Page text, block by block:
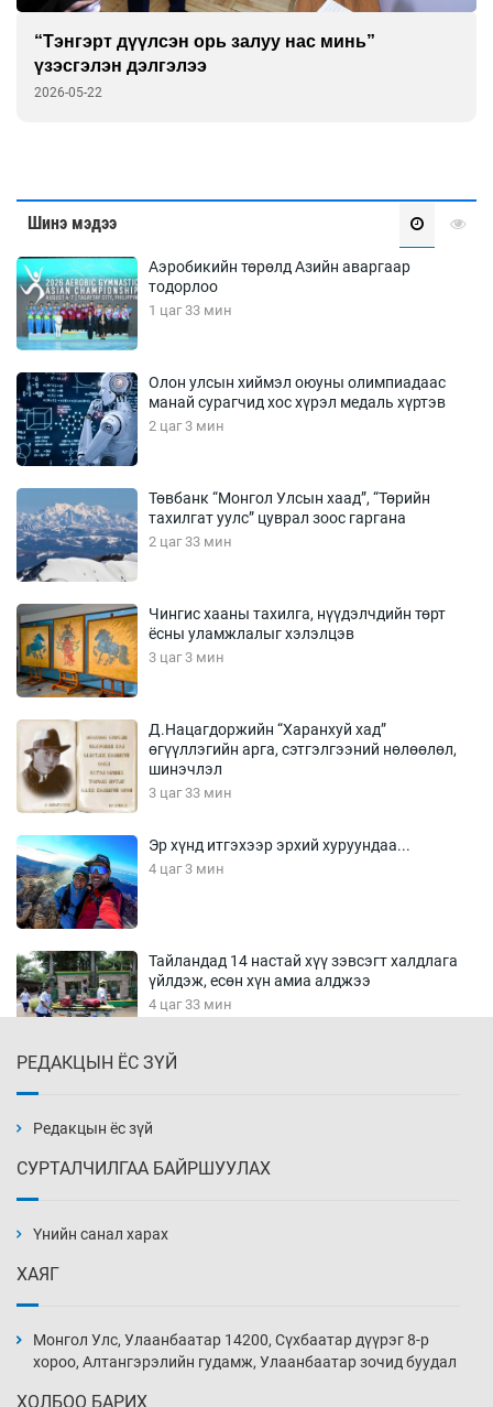
“Тэнгэрт дүүлсэн орь залуу нас минь”
үзэсгэлэн дэлгэлээ
2026-05-22
Шинэ мэдээ
Аэробикийн төрөлд Азийн аваргаар
тодорлоо
1 цаг 33 мин
Олон улсын хиймэл оюуны олимпиадаас
манай сурагчид хос хүрэл медаль хүртэв
2 цаг 3 мин
Төвбанк “Монгол Улсын хаад”, “Төрийн
тахилгат уулс” цуврал зоос гаргана
2 цаг 33 мин
Чингис хааны тахилга, нүүдэлчдийн төрт
ёсны уламжлалыг хэлэлцэв
3 цаг 3 мин
Д.Нацагдоржийн “Харанхуй хад”
өгүүллэгийн арга, сэтгэлгээний нөлөөлөл,
шинэчлэл
3 цаг 33 мин
Эр хүнд итгэхээр эрхий хуруундаа...
4 цаг 3 мин
Тайландад 14 настай хүү зэвсэгт халдлага
үйлдэж, есөн хүн амиа алджээ
4 цаг 33 мин
5 цаг 33 мин
6 цаг 3 мин
РЕДАКЦЫН ЁС ЗҮЙ
Редакцын ёс зүй
СУРТАЛЧИЛГАА БАЙРШУУЛАХ
Үнийн санал харах
ХАЯГ
Монгол Улс, Улаанбаатар 14200, Сүхбаатар дүүрэг 8-р
хороо, Алтангэрэлийн гудамж, Улаанбаатар зочид буудал
ХОЛБОО БАРИХ